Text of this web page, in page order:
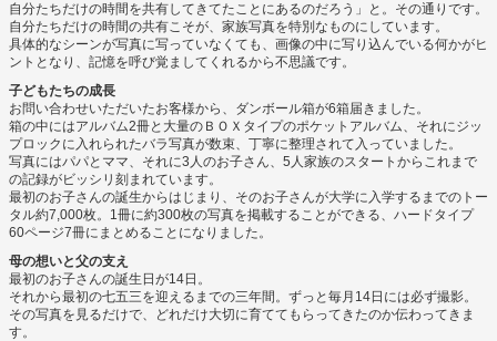
自分たちだけの時間を共有してきてたことにあるのだろう」と。その通りです。
自分たちだけの時間の共有こそが、家族写真を特別なものにしています。
具体的なシーンが写真に写っていなくても、画像の中に写り込んでいる何かがヒ
ントとなり、記憶を呼び覚ましてくれるから不思議です。
子どもたちの成長
お問い合わせいただいたお客様から、ダンボール箱が6箱届きました。
箱の中にはアルバム2冊と大量のＢＯＸタイプのポケットアルバム、それにジッ
プロックに入れられたバラ写真が数束、丁寧に整理されて入っていました。
写真にはパパとママ、それに3人のお子さん、5人家族のスタートからこれまで
の記録がビッシリ刻まれています。
最初のお子さんの誕生からはじまり、そのお子さんが大学に入学するまでのトー
タル約7,000枚。1冊に約300枚の写真を掲載することができる、ハードタイプ
60ページ7冊にまとめることになりました。
母の想いと父の支え
最初のお子さんの誕生日が14日。
それから最初の七五三を迎えるまでの三年間。ずっと毎月14日には必ず撮影。
その写真を見るだけで、どれだけ大切に育ててもらってきたのか伝わってきま
す。